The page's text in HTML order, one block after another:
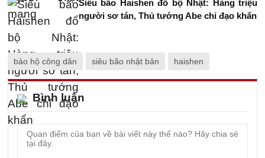
Siêu bão Haishen đổ bộ Nhật: Hàng triệu
người sơ tán, Thủ tướng Abe chỉ đạo khẩn
bảo hộ công dân siêu bão nhật bản haishen
Bình luận